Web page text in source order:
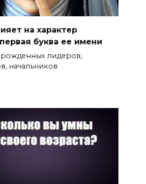
на характер
буква ее имени
лидеров,
начальников